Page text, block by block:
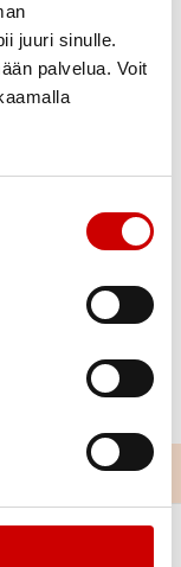
juuri sinulle.
palvelua. Voit
kuntolenkki,
Yhdessä
jossa olimme